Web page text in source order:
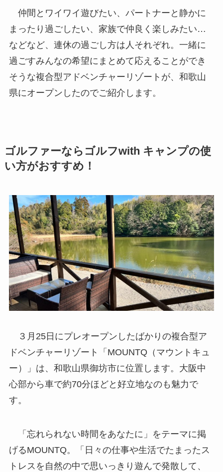
仲間とワイワイ遊びたい、パートナーと静かに
まったり過ごしたい、家族で仲良く楽しみたい…
などなど、連休の過ごし方は人それぞれ。一緒に
過ごすみんなの希望にまとめて応えることができ
そうな複合型アドベンチャーリゾートが、和歌山
県にオープンしたのでご紹介します。
ゴルファーならゴルフwith キャンプの使
い方がおすすめ！
３月25日にプレオープンしたばかりの複合型ア
ドベンチャーリゾート「MOUNTQ（マウントキュ
ー）」は、和歌山県御坊市に位置します。大阪中
心部から車で約70分ほどと好立地なのも魅力で
す。
「忘れられない時間をあなたに」をテーマに掲
げるMOUNTQ。「日々の仕事や生活でたまったス
トレスを自然の中で思いっきり遊んで発散して、